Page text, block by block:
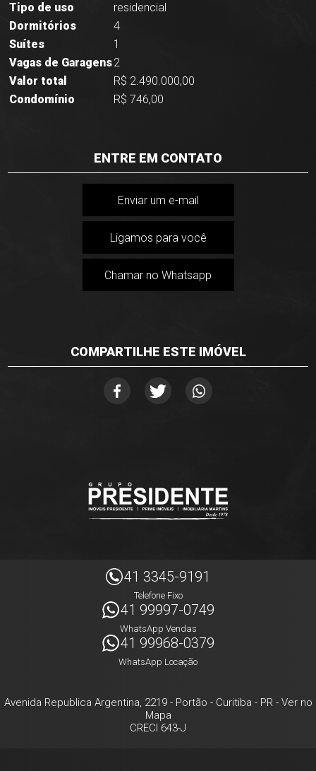
Tipo de uso
residencial
Dormitórios
4
Suítes
1
Vagas de Garagens2
Valor total
R$ 2.490.000,00
Condomínio
R$ 746,00
ENTRE EM CONTATO
Enviar um e-mail
Ligamos para você
Chamar no Whatsapp
COMPARTILHE ESTE IMÓVEL
41 3345-9191
Telefone Fixo
41 99997-0749
WhatsApp Vendas
41 99968-0379
WhatsApp Locação
Avenida Republica Argentina, 2219- Portão - Curitiba - PR- Ver no
Mapa
CRECI 643-J